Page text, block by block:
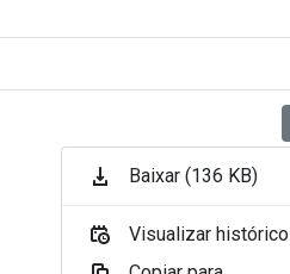
Baixar (136 KB)
Visualizar histórico